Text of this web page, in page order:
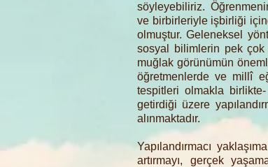
söyleyebiliriz. Öğrenmenin
ve birbirleriyle işbirliği
olmuştur. Geleneksel
sosyal bilimlerin pek çok
muğlak görünümün
öğretmenlerde ve millî
tespitleri olmakla
getirdiği üzere
alınmaktadır.
Yapılandırmacı
artırmayı, gerçek